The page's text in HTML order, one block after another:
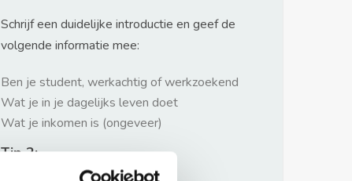
Schrijf een duidelijke introductie en geef de
volgende informatie mee:
Ben je student, werkachtig of werkzoekend
Wat je in je dagelijks leven doet
Wat je inkomen is (ongeveer)
Tip 2: